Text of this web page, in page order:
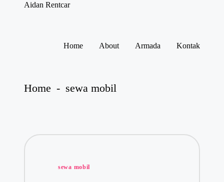
Aidan Rentcar
Home
About Armada Kontak
Home - sewa mobil
Posted
sewa mobil